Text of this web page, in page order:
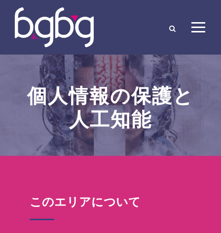
個人情報の保護と
人工知能
このエリアについて